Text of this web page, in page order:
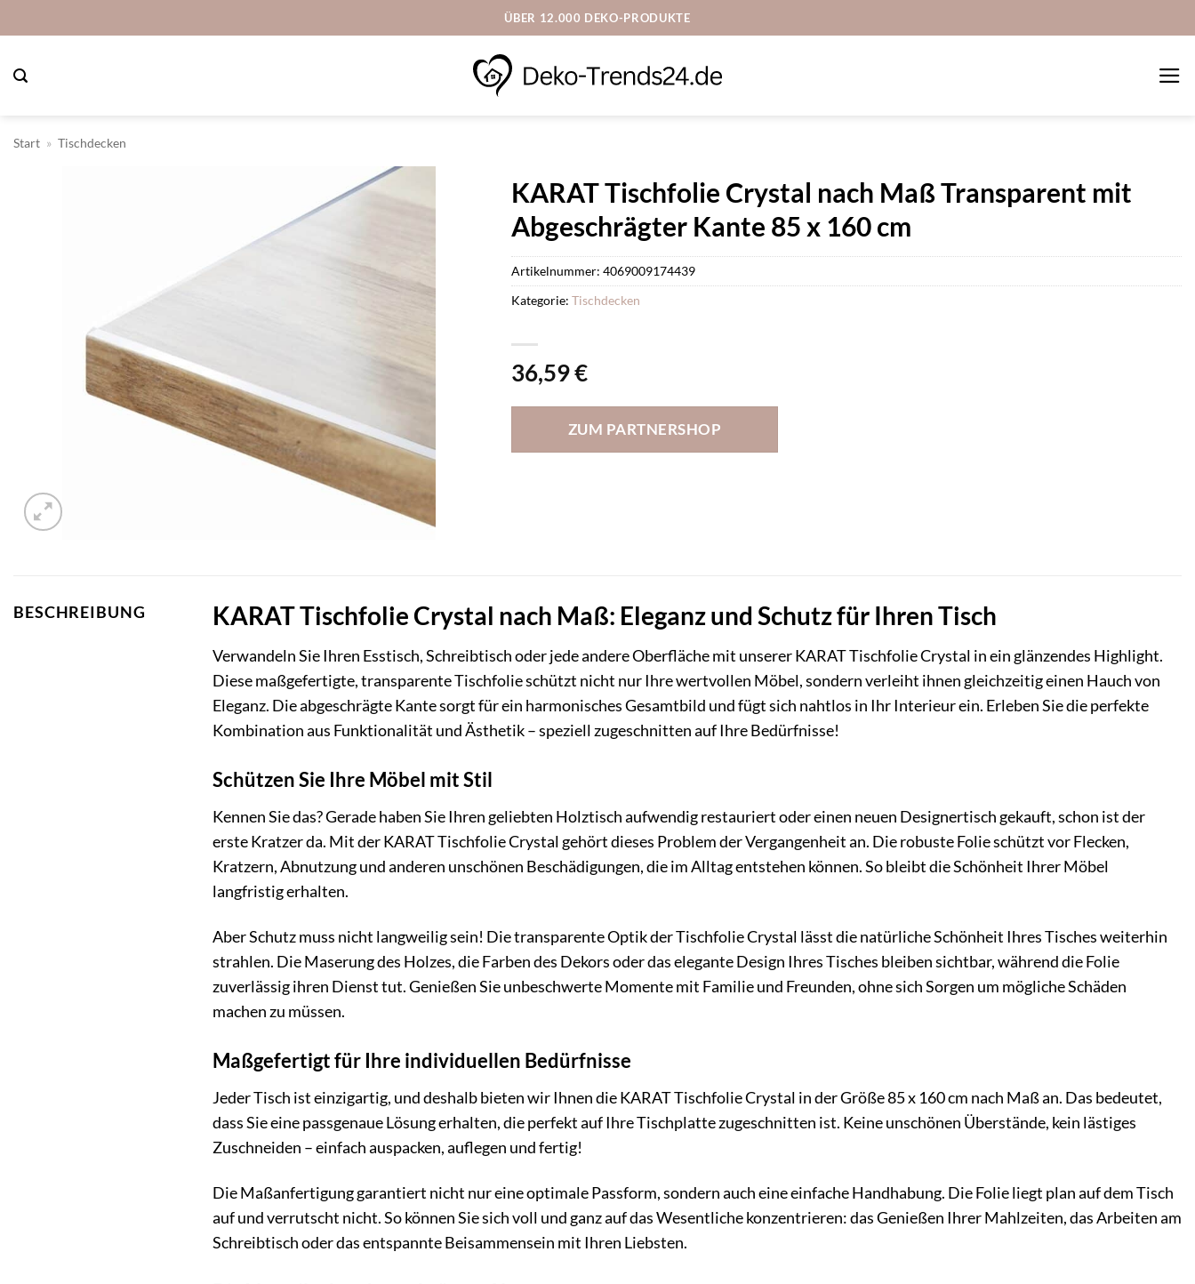
Inhalt
ÜBER 12.000 DEKO-PRODUKTE
Start » Tischdecken
KARAT Tischfolie Crystal nach Maß Transparent mit
Abgeschrägter Kante 85 x 160 cm
36,59€
ZUM PARTNERSHOP
Artikelnummer: 4069009174439
Kategorie: Tischdecken
BESCHREIBUNG KARAT Tischfolie Crystal nach Maß: Eleganz und Schutz für Ihren Tisch
Verwandeln Sie Ihren Esstisch, Schreibtisch oder jede andere Oberfläche mit unserer KARAT Tischfolie Crystal in ein glänzendes Highlight.
Diese maßgefertigte, transparente Tischfolie schützt nicht nur Ihre wertvollen Möbel, sondern verleiht ihnen gleichzeitig einen Hauch von
Eleganz. Die abgeschrägte Kante sorgt für ein harmonisches Gesamtbild und fügt sich nahtlos in Ihr Interieur ein. Erleben Sie die perfekte
Kombination aus Funktionalität und Ästhetik – speziell zugeschnitten auf Ihre Bedürfnisse!
Schützen Sie Ihre Möbel mit Stil
Kennen Sie das? Gerade haben Sie Ihren geliebten Holztisch aufwendig restauriert oder einen neuen Designertisch gekauft, schon ist der
erste Kratzer da. Mit der KARAT Tischfolie Crystal gehört dieses Problem der Vergangenheit an. Die robuste Folie schützt vor Flecken,
Kratzern, Abnutzung und anderen unschönen Beschädigungen, die im Alltag entstehen können. So bleibt die Schönheit Ihrer Möbel
langfristig erhalten.
Aber Schutz muss nicht langweilig sein! Die transparente Optik der Tischfolie Crystal lässt die natürliche Schönheit Ihres Tisches weiterhin
strahlen. Die Maserung des Holzes, die Farben des Dekors oder das elegante Design Ihres Tisches bleiben sichtbar, während die Folie
zuverlässig ihren Dienst tut. Genießen Sie unbeschwerte Momente mit Familie und Freunden, ohne sich Sorgen um mögliche Schäden
machen zu müssen.
Maßgefertigt für Ihre individuellen Bedürfnisse
Jeder Tisch ist einzigartig, und deshalb bieten wir Ihnen die KARAT Tischfolie Crystal in der Größe 85 x 160 cm nach Maß an. Das bedeutet,
dass Sie eine passgenaue Lösung erhalten, die perfekt auf Ihre Tischplatte zugeschnitten ist. Keine unschönen Überstände, kein lästiges
Zuschneiden – einfach auspacken, auflegen und fertig!
Die Maßanfertigung garantiert nicht nur eine optimale Passform, sondern auch eine einfache Handhabung. Die Folie liegt plan auf dem Tisch
auf und verrutscht nicht. So können Sie sich voll und ganz auf das Wesentliche konzentrieren: das Genießen Ihrer Mahlzeiten, das Arbeiten am
Schreibtisch oder das entspannte Beisammensein mit Ihren Liebsten.